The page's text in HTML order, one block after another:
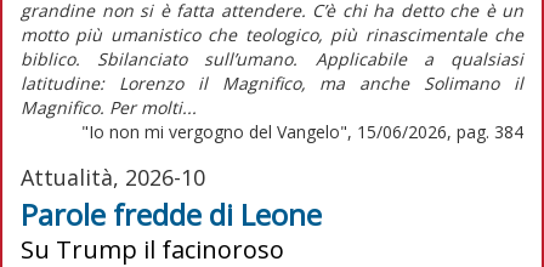
grandine non si è fatta attendere. C’è chi ha detto che è un
motto più umanistico che teologico, più rinascimentale che
biblico. Sbilanciato sull’umano. Applicabile a qualsiasi
latitudine: Lorenzo il Magnifico, ma anche Solimano il
Magnifico. Per molti...
"Io non mi vergogno del Vangelo", 15/06/2026, pag. 384
Attualità, 2026-10
Parole fredde di Leone
Su Trump il facinoroso